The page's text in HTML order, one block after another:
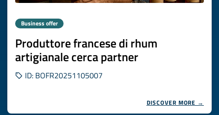
Business offer
Produttore francese di rhum
artigianale cerca partner
ID: BOFR20251105007
DISCOVER MORE →